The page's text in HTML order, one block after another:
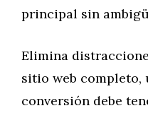
principal sin
Elimina
sitio web completo,
conversión debe